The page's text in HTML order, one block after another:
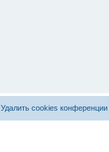
Удалить cookies конференции